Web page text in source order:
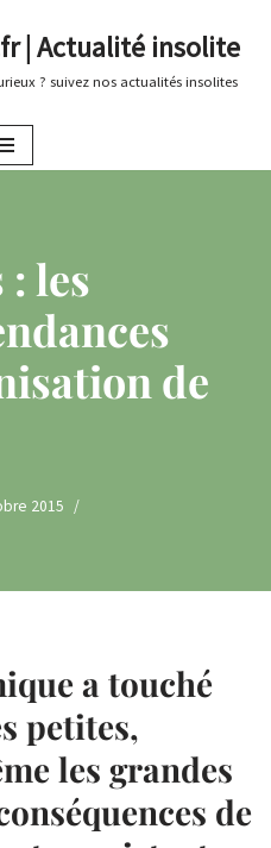
| Actualité insolite
? suivez nos actualités insolites
les
de
2015
a touché
petites,
les grandes
de